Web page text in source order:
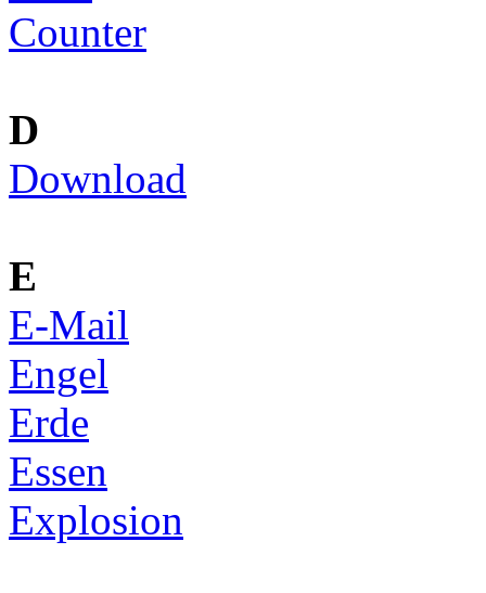
Counter
D
Download
E
E-Mail
Engel
Erde
Essen
Explosion